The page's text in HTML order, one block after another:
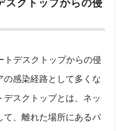
スクトップからの侵
トデスクトップからの侵
の感染経路として多くな
デスクトップとは、ネッ
て、離れた場所にあるパ